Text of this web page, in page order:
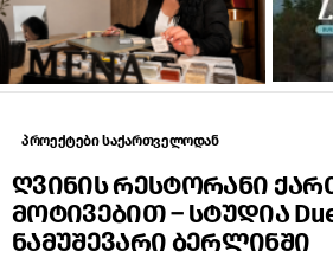
პროექტები საქართველოდან
ღვინის რესტორანი
მოტივებით – სტუდია
ნამუშევარი ბერლინში